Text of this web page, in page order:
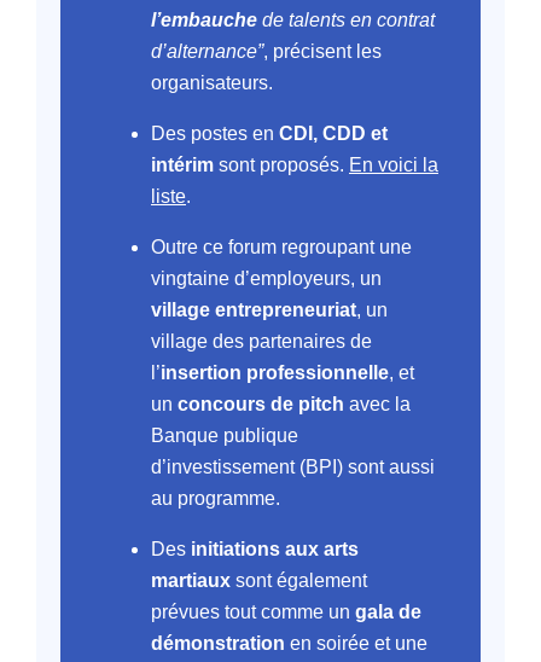
l’embauche de talents en contrat
d’alternance”, précisent les
organisateurs.
Des postes en CDI, CDD et
intérim sont proposés. En voici la
liste.
Outre ce forum regroupant une
vingtaine d’employeurs, un
village entrepreneuriat, un
village des partenaires de
l’insertion professionnelle, et
un concours de pitch avec la
Banque publique
d’investissement (BPI) sont aussi
au programme.
Des initiations aux arts
martiaux sont également
prévues tout comme un gala de
démonstration en soirée et une